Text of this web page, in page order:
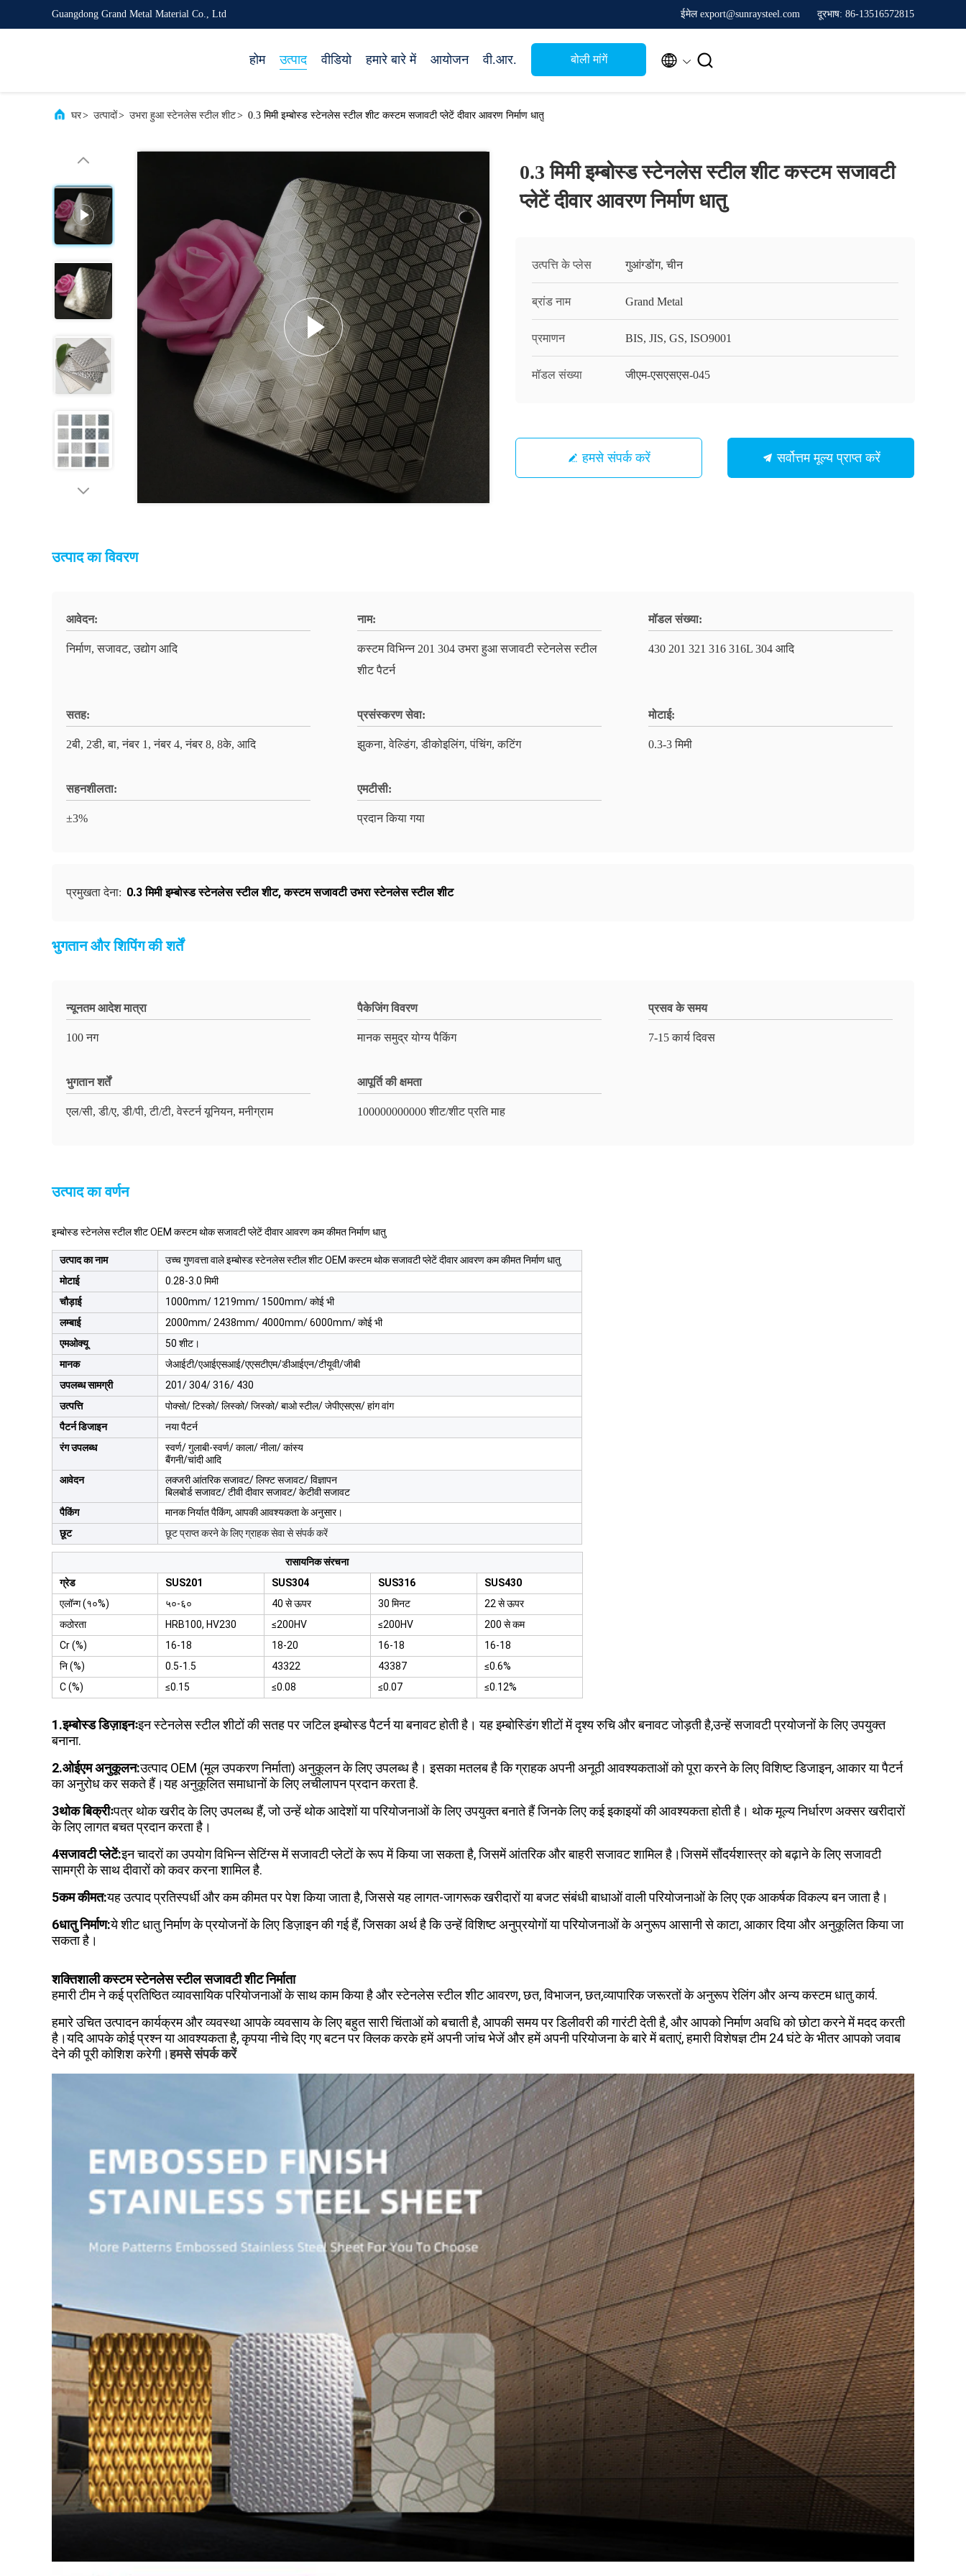
Guangdong Grand Metal Material Co., Ltd ईमेल export@sunraysteel.com दूरभाष: 86-13516572815
होम उत्पाद वीडियो हमारे बारे में आयोजन वी.आर. बोली मांगें  
घर> उत्पादों> उभरा हुआ स्टेनलेस स्टील शीट> 0.3 मिमी इम्बोस्ड स्टेनलेस स्टील शीट कस्टम सजावटी प्लेटें दीवार आवरण निर्माण धातु
0.3 मिमी इम्बोस्ड स्टेनलेस स्टील शीट कस्टम सजावटी
प्लेटें दीवार आवरण निर्माण धातु
उत्पत्ति के प्लेस गुआंग्डोंग, चीन
ब्रांड नाम Grand Metal
प्रमाणन BIS, JIS, GS, ISO9001
मॉडल संख्या जीएम-एसएसएस-045
हमसे संपर्क करें सर्वोत्तम मूल्य प्राप्त करें
उत्पाद का विवरण
आवेदन:
निर्माण, सजावट, उद्योग आदि
नाम:
कस्टम विभिन्न 201 304 उभरा हुआ सजावटी स्टेनलेस स्टील
शीट पैटर्न
मॉडल संख्या:
430 201 321 316 316L 304 आदि
सतह:
2बी, 2डी, बा, नंबर 1, नंबर 4, नंबर 8, 8के, आदि
प्रसंस्करण सेवा:
झुकना, वेल्डिंग, डीकोइलिंग, पंचिंग, कटिंग
मोटाई:
0.3-3 मिमी
सहनशीलता:
±3%
एमटीसी:
प्रदान किया गया
प्रमुखता देना: 0.3 मिमी इम्बोस्ड स्टेनलेस स्टील शीट,कस्टम सजावटी उभरा स्टेनलेस स्टील शीट
भुगतान और शिपिंग की शर्तें
न्यूनतम आदेश मात्रा
100 नग
पैकेजिंग विवरण
मानक समुद्र योग्य पैकिंग
प्रसव के समय
7-15 कार्य दिवस
भुगतान शर्तें
एल/सी, डी/ए, डी/पी, टी/टी, वेस्टर्न यूनियन, मनीग्राम
आपूर्ति की क्षमता
100000000000 शीट/शीट प्रति माह
उत्पाद का वर्णन
इम्बोस्ड स्टेनलेस स्टील शीट OEM कस्टम थोक सजावटी प्लेटें दीवार आवरण कम कीमत निर्माण धातु
उत्पाद का नाम
उच्च गुणवत्ता वाले इम्बोस्ड स्टेनलेस स्टील शीट OEM कस्टम थोक सजावटी प्लेटें दीवार आवरण कम कीमत निर्माण धातु
मोटाई
0.28-3.0 मिमी
चौड़ाई
1000mm/ 1219mm/ 1500mm/ कोई भी
लम्बाई
2000mm/ 2438mm/ 4000mm/ 6000mm/ कोई भी
एमओक्यू
50 शीट।
मानक
जेआईटी/एआईएसआई/एएसटीएम/डीआईएन/टीयूवी/जीबी
उपलब्ध सामग्री
201/ 304/ 316/ 430
उत्पत्ति
पोक्सो/ टिस्को/ लिस्को/ जिस्को/ बाओ स्टील/ जेपीएसएस/ हांग वांग
पैटर्न डिजाइन
नया पैटर्न
रंग उपलब्ध
स्वर्ण/ गुलाबी-स्वर्ण/ काला/ नीला/ कांस्य
बैंगनी/चांदी आदि
आवेदन
लक्जरी आंतरिक सजावट/ लिफ्ट सजावट/ विज्ञापन
बिलबोर्ड सजावट/ टीवी दीवार सजावट/ केटीवी सजावट
पैकिंग
मानक निर्यात पैकिंग, आपकी आवश्यकता के अनुसार।
छूट
छूट प्राप्त करने के लिए ग्राहक सेवा से संपर्क करें
रासायनिक संरचना
ग्रेड
SUS201 SUS304 SUS316
SUS430
एलॉन्ग (१०%)
५०-६० 40 से ऊपर 30 मिनट
22 से ऊपर
कठोरता
HRB100, HV230 ≤200HV ≤200HV
200 से कम
Cr (%)
16-18 18-20 16-18
16-18
नि (%)
0.5-1.5 43322 43387
≤0.6%
C (%)
≤0.15 ≤0.08 ≤0.07 ≤0.12%
1.इम्बोस्ड डिज़ाइनःइन स्टेनलेस स्टील शीटों की सतह पर जटिल इम्बोस्ड पैटर्न या बनावट होती है। यह इम्बोस्डिंग शीटों में दृश्य रुचि और बनावट जोड़ती है,उन्हें सजावटी प्रयोजनों के लिए उपयुक्त
बनाना.
2.ओईएम अनुकूलन:उत्पाद OEM (मूल उपकरण निर्माता) अनुकूलन के लिए उपलब्ध है। इसका मतलब है कि ग्राहक अपनी अनूठी आवश्यकताओं को पूरा करने के लिए विशिष्ट डिजाइन, आकार या पैटर्न
का अनुरोध कर सकते हैं।यह अनुकूलित समाधानों के लिए लचीलापन प्रदान करता है.
3थोक बिक्रीःपत्र थोक खरीद के लिए उपलब्ध हैं, जो उन्हें थोक आदेशों या परियोजनाओं के लिए उपयुक्त बनाते हैं जिनके लिए कई इकाइयों की आवश्यकता होती है। थोक मूल्य निर्धारण अक्सर खरीदारों
के लिए लागत बचत प्रदान करता है।
4सजावटी प्लेटें:इन चादरों का उपयोग विभिन्न सेटिंग्स में सजावटी प्लेटों के रूप में किया जा सकता है, जिसमें आंतरिक और बाहरी सजावट शामिल है।जिसमें सौंदर्यशास्त्र को बढ़ाने के लिए सजावटी
सामग्री के साथ दीवारों को कवर करना शामिल है.
5कम कीमत:यह उत्पाद प्रतिस्पर्धी और कम कीमत पर पेश किया जाता है, जिससे यह लागत-जागरूक खरीदारों या बजट संबंधी बाधाओं वाली परियोजनाओं के लिए एक आकर्षक विकल्प बन जाता है।
6धातु निर्माण:ये शीट धातु निर्माण के प्रयोजनों के लिए डिज़ाइन की गई हैं, जिसका अर्थ है कि उन्हें विशिष्ट अनुप्रयोगों या परियोजनाओं के अनुरूप आसानी से काटा, आकार दिया और अनुकूलित किया जा
सकता है।
शक्तिशाली कस्टम स्टेनलेस स्टील सजावटी शीट निर्माता
हमारी टीम ने कई प्रतिष्ठित व्यावसायिक परियोजनाओं के साथ काम किया है और स्टेनलेस स्टील शीट आवरण, छत, विभाजन, छत,व्यापारिक जरूरतों के अनुरूप रेलिंग और अन्य कस्टम धातु कार्य.
हमारे उचित उत्पादन कार्यक्रम और व्यवस्था आपके व्यवसाय के लिए बहुत सारी चिंताओं को बचाती है, आपकी समय पर डिलीवरी की गारंटी देती है, और आपको निर्माण अवधि को छोटा करने में मदद करती
है।यदि आपके कोई प्रश्न या आवश्यकता है, कृपया नीचे दिए गए बटन पर क्लिक करके हमें अपनी जांच भेजें और हमें अपनी परियोजना के बारे में बताएं, हमारी विशेषज्ञ टीम 24 घंटे के भीतर आपको जवाब
देने की पूरी कोशिश करेगी।हमसे संपर्क करें